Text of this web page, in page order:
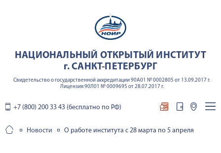
НАЦИОНАЛЬНЫЙ ОТКРЫТЫЙ ИНСТИТУТ
г. САНКТ-ПЕТЕРБУРГ
Свидетельство о государственной аккредитации 90А01 № 0002805 от 13.09.2017 г.
Лицензия 90Л01 № 0009695 от 28.07.2017 г.
+7 (800) 200 33 43 (бесплатно по РФ)
Новости О работе института с 28 марта по 5 апреля